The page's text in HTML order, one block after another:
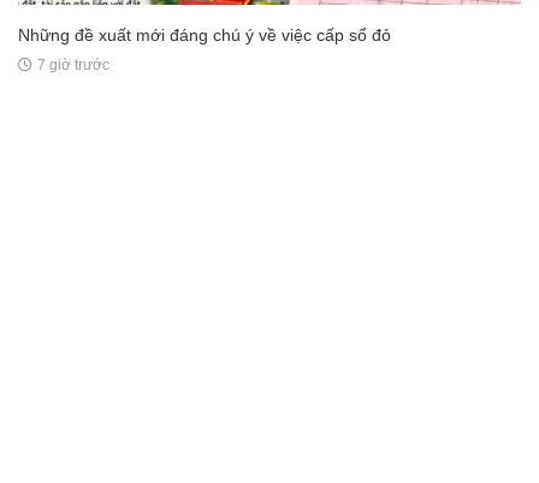
Những đề xuất mới đáng chú ý về việc cấp sổ đỏ
7 giờ trước